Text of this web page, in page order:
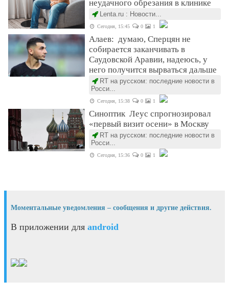
неудачного обрезания в клинике
Lenta.ru : Новости...
Сегодня, 15:45 0 1
Алаев: думаю, Сперцян не
собирается заканчивать в
Саудовской Аравии, надеюсь, у
него получится вырваться дальше
RT на русском: последние новости в
Росси...
Сегодня, 15:38 0 1
Синоптик Леус спрогнозировал
«первый визит осени» в Москву
RT на русском: последние новости в
Росси...
Сегодня, 15:36 0 1
Моментальные уведомления – сообщения и другие действия.
В приложении для android